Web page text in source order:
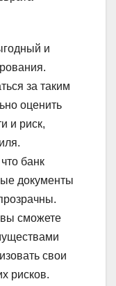
и
за таким
оценить
и риск,
банк
документы
сможете
свои
рисков.